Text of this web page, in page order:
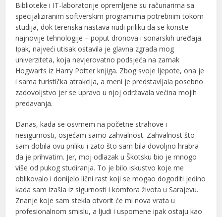
Biblioteke i IT-laboratorije opremljene su računarima sa
specijaliziranim softverskim programima potrebnim tokom
studija, dok terenska nastava nudi priliku da se koriste
najnovije tehnologije – poput dronova i sonarskih uređaja.
Ipak, najveći utisak ostavila je glavna zgrada mog
univerziteta, koja nevjerovatno podsjeća na zamak
Hogwarts iz Harry Potter knjiga. Zbog svoje ljepote, ona je
i sama turistička atrakcija, a meni je predstavljala posebno
zadovoljstvo jer se upravo u njoj održavala većina mojih
predavanja.
Danas, kada se osvrnem na početne strahove i
nesigurnosti, osjećam samo zahvalnost. Zahvalnost što
sam dobila ovu priliku i zato što sam bila dovoljno hrabra
da je prihvatim. Jer, moj odlazak u Škotsku bio je mnogo
više od pukog studiranja. To je bilo iskustvo koje me
oblikovalo i donijelo lični rast koji se mogao dogoditi jedino
kada sam izašla iz sigurnosti i komfora života u Sarajevu.
Znanje koje sam stekla otvorit će mi nova vrata u
profesionalnom smislu, a ljudi i uspomene ipak ostaju kao